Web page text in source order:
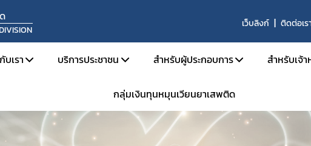
เว็บลิงก์ ติดต่อเร
บเรา
เนียบผู้บริหาร
รงสร้างและอัตรากำลัง
บริการประชาชน
คู่มือประชาชน
e-Book
สำหรับผู้ประกอบการ
เอกสารเปิดสิทธิ์เข้าใช้ระบบ E-
การขออนุญาตสำหรับสถานพยาบาล
สำหรับเจ้
คู่มือก
คู่มือก
กลุ่มเงินทุนหมุนเวียนยาเสพติด